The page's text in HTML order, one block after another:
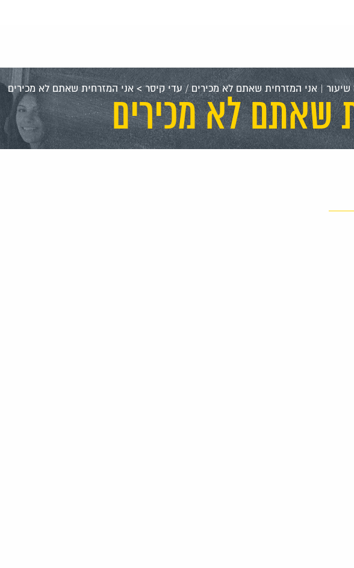
שיעור | אני המזרחית שאתם לא מכירים / עדי קיסר> אני המזרחית שאתם לא מכירים
שאתם לא מכירים